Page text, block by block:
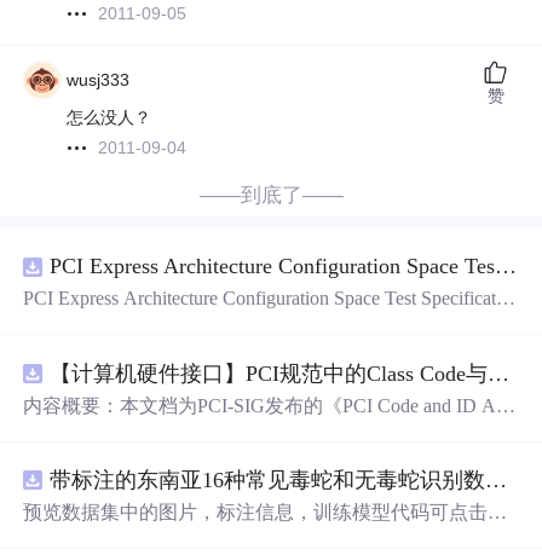
2011-09-05
wusj333
怎么没人？
2011-09-04
赞
——到底了——
PCI Express Architecture Configuration Space Test Specification Revision 5.0, Version 1.0 (CB).pdf
PCI Express Architecture Configuration Space Test Specificatio
【计算机硬件接口】PCI规范中的Class Code与Capability ID分配：设备功能分类及扩展能力标识系统设计
内容概要：本文档为PCI-SIG发布的《PCI Code and ID Assi
ity IDs）以
带标注的东南亚16种常见毒蛇和无毒蛇识别数据集， 识别率73.4%，7593张图，支持yolo
预览数据集中的图片，标注信息，训练模型代码可点击查